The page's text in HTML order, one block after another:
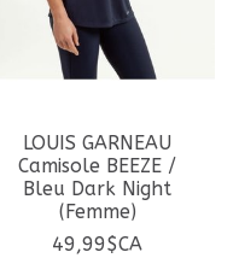
LOUIS GARNEAU
Camisole BEEZE /
Bleu Dark Night
(Femme)
49,99$CA